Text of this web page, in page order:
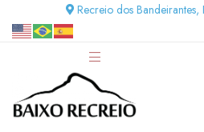
Recreio dos